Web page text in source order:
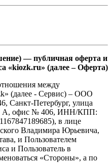
— публичная оферта и
«kiozk.ru» (далее – Оферта)
между
(далее - Сервис) – ООО
Санкт-Петербург, улица
А, офис № 406, ИНН/КПП:
в лице
Владимира Юрьевича,
и Пользователем
и Пользователь в
«Стороны», а по